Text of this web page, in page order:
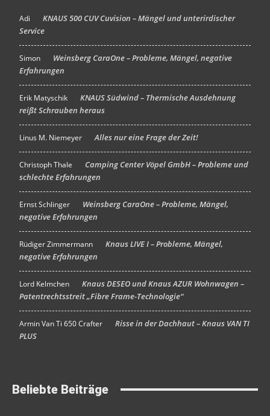
Adi
KNAUS 500 CUV Cuvision – Mängel und unterirdischer
Service
Simon
Weinsberg CaraOne – Probleme, Mängel, negative
Erfahrungen
Erik Matyschik
KNAUS Südwind – Thermische Ausdehnung
reißt Schrauben heraus
Linus M. Niemeyer AnAlles nur eine Frage der Zeit!
Christoph Thale
Camping Center Vöpel GmbH – Probleme und
schlechte Erfahrungen
Ernst Schlinger
Weinsberg CaraOne – Probleme, Mängel,
negative Erfahrungen
Rüdiger Zimmermann
Knaus LIVE I – Probleme, Mängel,
negative Erfahrungen
Lord Kelmchen
Knaus DESEO und Knaus AZUR Wohnwagen –
Patentrechtsstreit „Fibre Frame-Technologie“
Armin Van Ti 650 Crafter
Risse in der Dachhaut – Knaus VAN TI
PLUS
Beliebte Beiträge